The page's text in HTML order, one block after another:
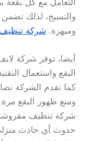
التعامل مع كل
والنسيج، لذلك تضمن
ومبهرة. شركة
أيضا، توفر شركة
البقع واستعمال
كما تقدم الشركة
ومنع ظهور البقع
شركة تنظيف
حدوث أي حادث